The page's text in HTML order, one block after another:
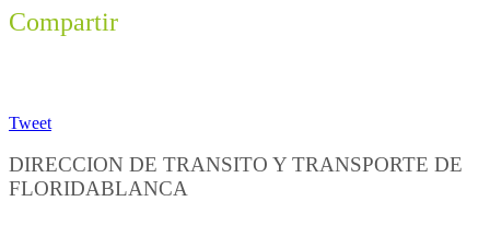
Compartir
Tweet
DIRECCION DE TRANSITO Y TRANSPORTE DE
FLORIDABLANCA